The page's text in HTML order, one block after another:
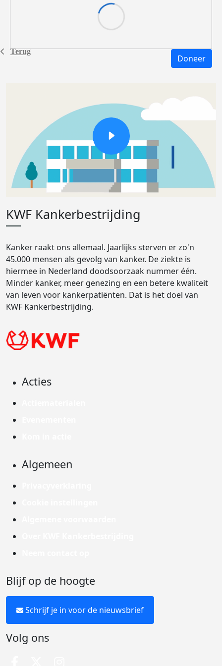
Terug
Doneer
KWF Kankerbestrijding
Kanker raakt ons allemaal. Jaarlijks sterven er zo'n
45.000 mensen als gevolg van kanker. De ziekte is
hiermee in Nederland doodsoorzaak nummer één.
Minder kanker, meer genezing en een betere kwaliteit
van leven voor kankerpatiënten. Dat is het doel van
KWF Kankerbestrijding.
Acties
Algemeen
Blijf op de hoogte
Schrijf je in voor de nieuwsbrief
Volg ons